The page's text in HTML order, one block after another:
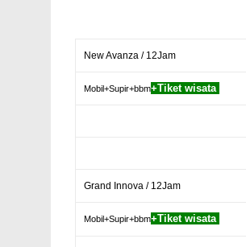
New Avanza / 12Jam
Mobil+Supir+bbm+Tiket wisata
Grand Innova / 12Jam
Mobil+Supir+bbm+Tiket wisata